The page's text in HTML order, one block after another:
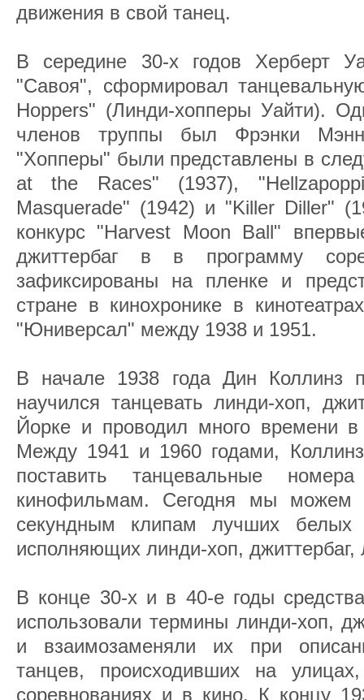
движения в свой танец.
В середине 30-х годов Херберт
"Савоя", сформировал
Hoppers" (Линди-хопперы Уайти).
членов труппы был Фрэнки
"Хопперы" были представлены в
at the Races" (1937),
Masquerade" (1942) и "Killer Diller"
конкурс "Harvest Moon Ball"
джиттербаг в в программу
зафиксированы на пленке и
стране в кинохронике в
"Юниверсал" между 1938 и 1951.
В начале 1938 года Дин Коллинз
научился танцевать линди-хоп,
Йорке и проводил много времени
Между 1941 и 1960 годами,
поставить танцевальные
кинофильмам. Сегодня мы можем
секундным клипам лучших белых
исполняющих линди-хоп, джиттербаг,
В конце 30-х и в 40-е годы
использовали термины линди-хоп,
и взаимозаменяли их при
танцев, происходивших на
соревнованиях и в кино. К концу